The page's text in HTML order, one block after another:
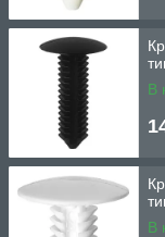
В
В